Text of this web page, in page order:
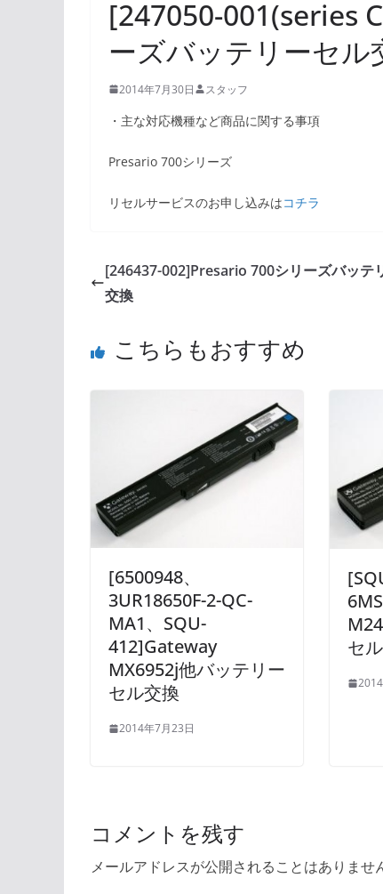
[247050-001(series
ーズバッテリーセル
2014年7月30日 スタッフ
・主な対応機種など商品に関する事項
Presario 700シリーズ
リセルサービスのお申し込みはコチラ
[246437-002]Presario 700シリーズバッテ
交換
こちらもおすすめ
[6500948、
3UR18650F-2-QC-
MA1、SQU-
412]Gateway
MX6952j他バッテリー
セル交換
2014年7月23日
セ
コメントを残す
メールアドレスが公開されることはありませ